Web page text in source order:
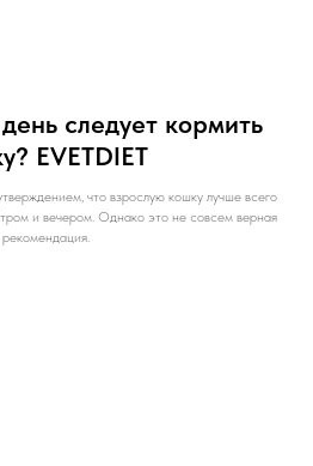
следует кормить
EVETDIET
что взрослую кошку лучше всего
и вечером. Однако это не совсем верная
рекомендация.